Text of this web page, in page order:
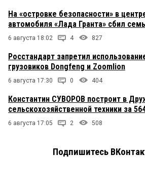
На «островке безопасности» в
автомобиля «Лада Гранта» сбил
6 августа 18:02 4 827
Росстандарт запретил
грузовиков Dongfeng и Zoomlion
6 августа 17:30 0 404
Константин СУВОРОВ построит в
сельскохозяйственной техники за
6 августа 17:05 2 508
Подпишитесь